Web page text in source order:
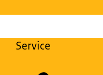
Service